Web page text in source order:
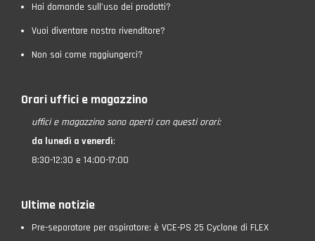
Hai domande sull’uso dei prodotti?
Vuoi diventare nostro rivenditore?
Non sai come raggiungerci?
Orari uffici e magazzino
uffici e magazzino sono aperti con questi orari:
da lunedì a venerdì:
8:30-12:30 e 14:00-17:00
Ultime notizie
Pre-separatore per aspiratore: è VCE-PS 25 Cyclone di FLEX